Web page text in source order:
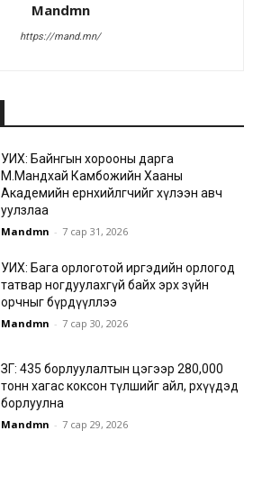
Mandmn
https://mand.mn/
УИХ: Байнгын хорооны дарга
М.Мандхай Камбожийн Хааны
Академийн ерөнхийлөгчийг хүлээн авч
уулзлаа
Mandmn - 7 сар 31, 2026
УИХ: Бага орлоготой иргэдийн орлогод
татвар ногдуулахгүй байх эрх зүйн
орчныг бүрдүүллээ
Mandmn - 7 сар 30, 2026
ЗГ: 435 борлуулалтын цэгээр 280,000
тонн хагас коксон түлшийг айл, өрхүүдэд
борлуулна
Mandmn - 7 сар 29, 2026